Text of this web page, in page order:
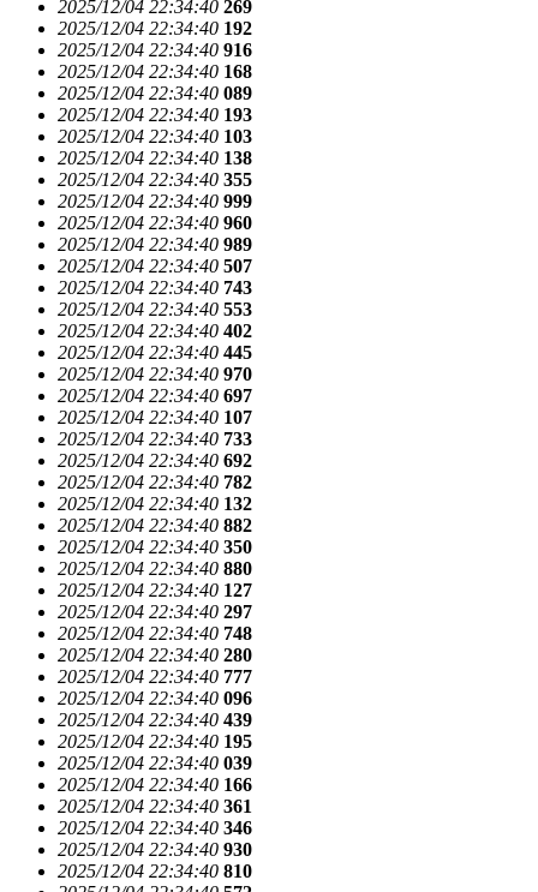
2025/12/04 22:34:40 269
2025/12/04 22:34:40 192
2025/12/04 22:34:40 916
2025/12/04 22:34:40 168
2025/12/04 22:34:40 089
2025/12/04 22:34:40 193
2025/12/04 22:34:40 103
2025/12/04 22:34:40 138
2025/12/04 22:34:40 355
2025/12/04 22:34:40 999
2025/12/04 22:34:40 960
2025/12/04 22:34:40 989
2025/12/04 22:34:40 507
2025/12/04 22:34:40 743
2025/12/04 22:34:40 553
2025/12/04 22:34:40 402
2025/12/04 22:34:40 445
2025/12/04 22:34:40 970
2025/12/04 22:34:40 697
2025/12/04 22:34:40 107
2025/12/04 22:34:40 733
2025/12/04 22:34:40 692
2025/12/04 22:34:40 782
2025/12/04 22:34:40 132
2025/12/04 22:34:40 882
2025/12/04 22:34:40 350
2025/12/04 22:34:40 880
2025/12/04 22:34:40 127
2025/12/04 22:34:40 297
2025/12/04 22:34:40 748
2025/12/04 22:34:40 280
2025/12/04 22:34:40 777
2025/12/04 22:34:40 096
2025/12/04 22:34:40 439
2025/12/04 22:34:40 195
2025/12/04 22:34:40 039
2025/12/04 22:34:40 166
2025/12/04 22:34:40 361
2025/12/04 22:34:40 346
2025/12/04 22:34:40 930
2025/12/04 22:34:40 810